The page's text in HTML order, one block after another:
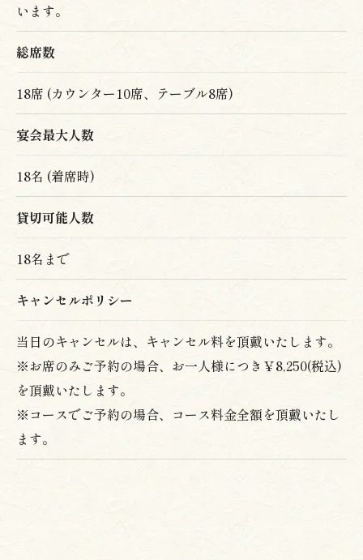
Upon entering, the owner greeted me
cheerfully with a loud "Welcome!" A lovely
female staff member showed me to a counter
seat! A prime seat with a view of the frying
area! ♡
I was tempted by the seasonal kakiage
donburi (mixed vegetable tempura rice bowl),
but I ordered the tempura donburi!
wonderful! The staff were also well-
coordinated, making it a fantastic restaurant!
♡
Delicious-looking tempura being fried in the
frying area!
A delicious-looking tempura donburi arrived
in about five minutes!
The tempura was so voluminous you couldn't
even see the rice!
The tempura had both crispy and moist parts,
います。
総席数
18席 (カウンター10席、テーブル8席)
宴会最大人数
18名 (着席時)
貸切可能人数
18名まで
キャンセルポリシー
当日のキャンセルは、キャンセル料を頂戴いたします。
※お席のみご予約の場合、お一人様につき￥8,250(税込)
を頂戴いたします。
※コースでご予約の場合、コース料金全額を頂戴いたし
ます。